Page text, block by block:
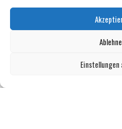
Einstellungen
"Der Weg ist das Ziel" - Christiane Senf
Workshop für Kinder: Stop-Motion mit